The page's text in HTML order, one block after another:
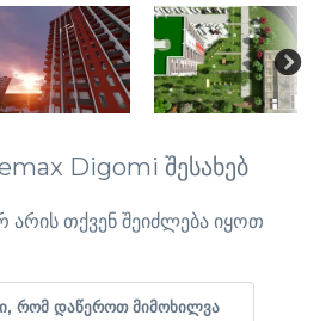
Digomi შესახებ
არის თქვენ შეიძლება იყოთ
ᲠᲝᲛ ᲓᲐᲬᲔᲠᲝᲗ ᲛᲘᲛᲝᲮᲘᲚᲕᲐ